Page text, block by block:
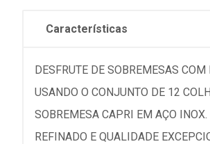
Características
DESFRUTE DE SOBREMESAS COM
USANDO O CONJUNTO DE 12
SOBREMESA CAPRI EM AÇO
REFINADO E QUALIDADE